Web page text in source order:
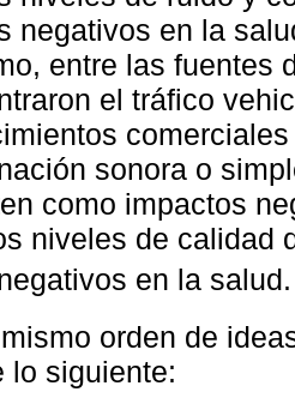
negativos en la
entre las fuentes
el tráfico
sonora o
como impactos
niveles de calidad
en la
orden de
lo siguiente: